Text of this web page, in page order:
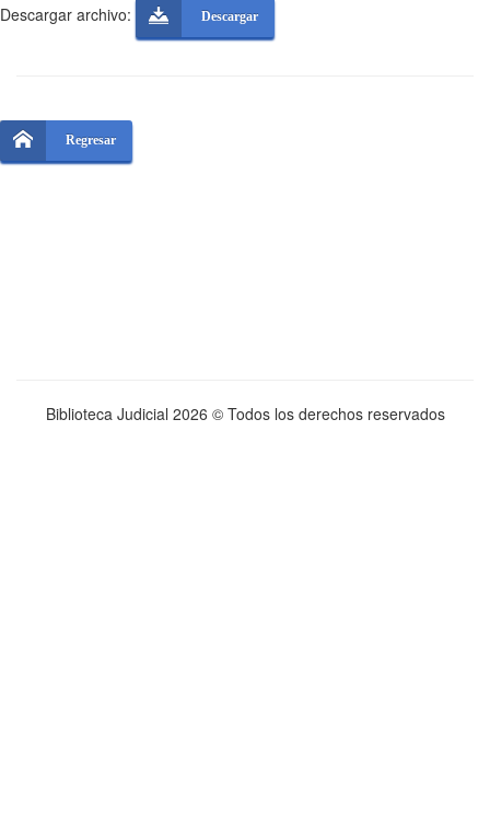
Descargar archivo: Descargar
Regresar
Biblioteca Judicial 2026 © Todos los derechos reservados